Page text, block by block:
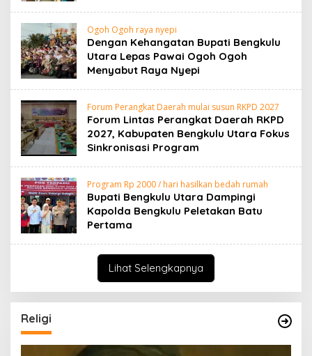
Ogoh Ogoh raya nyepi
Dengan Kehangatan Bupati Bengkulu
Utara Lepas Pawai Ogoh Ogoh
Menyabut Raya Nyepi
Forum Perangkat Daerah mulai susun RKPD 2027
Forum Lintas Perangkat Daerah RKPD
2027, Kabupaten Bengkulu Utara Fokus
Sinkronisasi Program
Program Rp 2000 / hari hasilkan bedah rumah
Bupati Bengkulu Utara Dampingi
Kapolda Bengkulu Peletakan Batu
Pertama
Lihat Selengkapnya
Religi